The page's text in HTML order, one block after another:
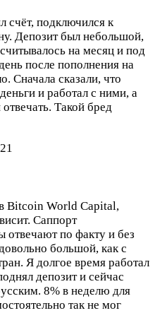
счёт, подключился к
Депозит был небольшой,
на месяц и под
после пополнения на
Сначала сказали, что
и работал с ними, а
Такой бред
Bitcoin World Capital,
Саппорт
отвечают по факту и без
большой, как с
Я долгое время работал
депозит и сейчас
8% в неделю для
так не мог